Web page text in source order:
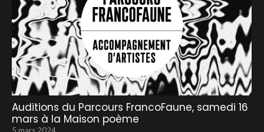
Auditions du Parcours FrancoFaune, samedi 16
mars à la Maison poème
5 mars 2024